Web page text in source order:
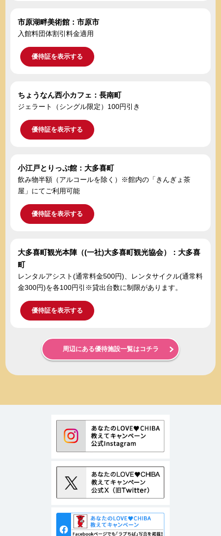
市原湖畔美術館：市原市
入館料団体割引料金適用
優待証を表示する
ちょうなん西小カフェ：長南町
ジェラート（シングル限定）100円引き
優待証を表示する
小江戸とりっぷ館：大多喜町
飲み物半額（アルコールを除く）※館内の「きんぎょ茶
屋」にてご利用可能
優待証を表示する
大多喜町観光本陣（(一社)大多喜町観光協会）：大多喜
町
レンタルアシスト(通常料金500円)、レンタサイクル(通常料
金300円)を各100円引※貸出台数に制限があります。
優待証を表示する
周辺にある優待施設一覧はコチラ